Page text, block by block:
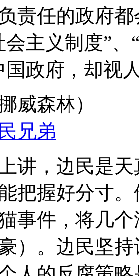
责任的政府
会主义制度”
国政府，却视
威森林）
兄弟
讲，边民是
把握好分寸
事件，将几
）。边民坚